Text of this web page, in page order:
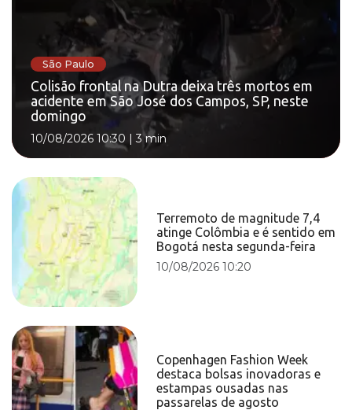
São Paulo
Colisão frontal na Dutra deixa três mortos em
acidente em São José dos Campos, SP, neste
domingo
10/08/2026 10:30 |3 min
Terremoto de magnitude 7,4
atinge Colômbia e é sentido em
Bogotá nesta segunda-feira
10/08/2026 10:20
Copenhagen Fashion Week
destaca bolsas inovadoras e
estampas ousadas nas
passarelas de agosto